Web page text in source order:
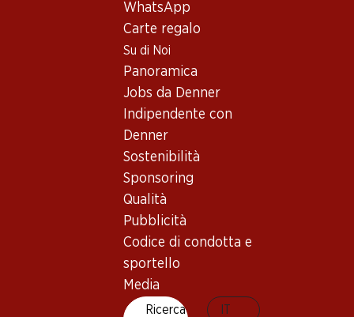
WhatsApp
Carte regalo
Su di Noi
Panoramica
Jobs da Denner
Indipendente con
Denner
Sostenibilità
Sponsoring
Qualità
Pubblicità
Codice di condotta e
sportello
Media
Ricerca
Buono a sapersi
Corvina Veronese
Maturità di beva